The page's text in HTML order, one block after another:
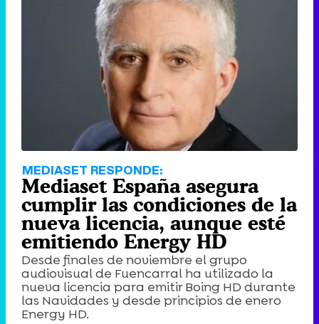
MEDIASET RESPONDE:
Mediaset España asegura
cumplir las condiciones de la
nueva licencia, aunque esté
emitiendo Energy HD
Desde finales de noviembre el grupo
audiovisual de Fuencarral ha utilizado la
nueva licencia para emitir Boing HD durante
las Navidades y desde principios de enero
Energy HD.